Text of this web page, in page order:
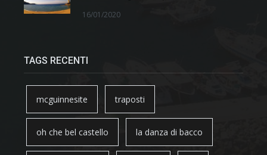
16/01/2020
TAGS RECENTI
mcguinnesite traposti
oh che bel castello la danza di bacco